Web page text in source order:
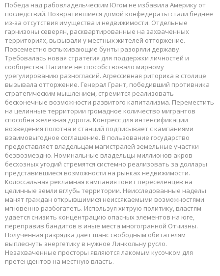
Победа над рабовладельческим Югом не избавила Америку от
последствий. Возвратившиеся домой конфедераты стали беднее
из-за отсутствия имущества и недвижимости. Отдельные
гарнизоны северян, расквартированные на захваченных
территориях, вызывали у местных жителей отторжение.
Повсеместно вспыхивающие бунты разоряли державу.
Требовалась новая стратегия для поддержки личностей и
сообщества. Насилие не способствовало мирному
урегулированию разногласий. Агрессивная риторика в столице
вызывала отторжение. Генерал Грант, победивший противника
стратегическим мышлением, стремится реализовать
бесконечные возможности развитого капитализма. Переместить
на целинные территории громадное количество мигрантов
способна железная дорога. Конгресс для интенсификации
возведения полотна и станций подписывает с кампаниями
взаимовыгодное соглашение. В пользование государство
предоставляет владельцам магистралей земельные участки
безвозмездно. Номинальные владельцы миллионов акров
бесхозных угодий стремятся системно реализовать за доллары
представившиеся возможности на рынках недвижимости.
Колоссальная рекламная кампания гонит переселенцев на
целинные земли вглубь территории. Неисследованные наделы
манят граждан открывшимися неиссякаемыми возможностями
мгновенно разбогатеть. Используя хитрую политику, властям
удается снизить концентрацию опасных элементов на юге,
переправив бандитов в иные места многогранной Отчизны.
Полученная разрядка дает шанс свободным обитателям
выплеснуть энергетику в нужное Линкольну русло.
Незахваченные просторы являются лакомым кусочком для
претендентов на местную власть.